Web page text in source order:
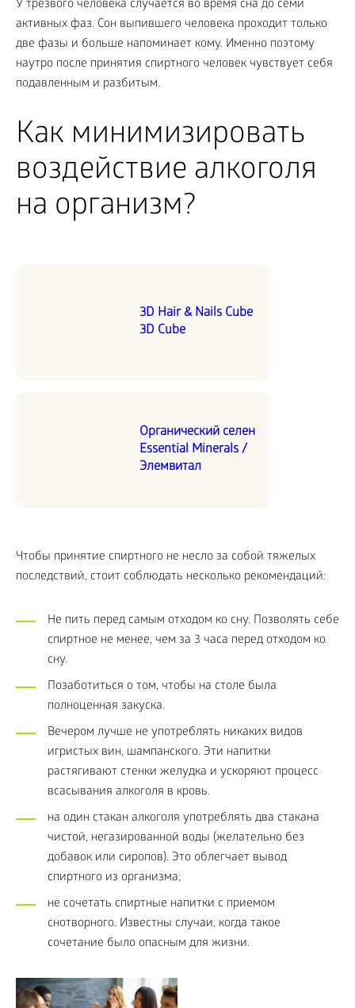
У трезвого человека случается во время сна до семи
активных фаз. Сон выпившего человека проходит только
две фазы и больше напоминает кому. Именно поэтому
наутро после принятия спиртного человек чувствует себя
подавленным и разбитым.
Как минимизировать
воздействие алкоголя
на организм?
3D Hair & Nails Cube
3D Cube
Органический селен
Essential Minerals /
Элемвитал
Чтобы принятие спиртного не несло за собой тяжелых
последствий, стоит соблюдать несколько рекомендаций:
Не пить перед самым отходом ко сну. Позволять себе
спиртное не менее, чем за 3 часа перед отходом ко
сну.
Позаботиться о том, чтобы на столе была
полноценная закуска.
Вечером лучше не употреблять никаких видов
игристых вин, шампанского. Эти напитки
растягивают стенки желудка и ускоряют процесс
всасывания алкоголя в кровь.
на один стакан алкоголя употреблять два стакана
чистой, негазированной воды (желательно без
добавок или сиропов). Это облегчает вывод
спиртного из организма;
не сочетать спиртные напитки с приемом
снотворного. Известны случаи, когда такое
сочетание было опасным для жизни.